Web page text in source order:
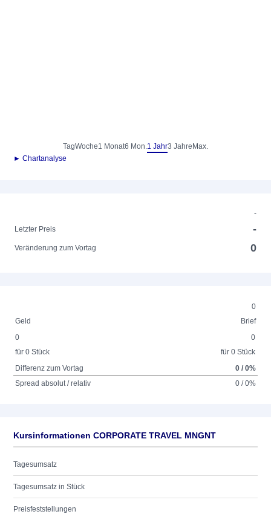
TagWoche1 Monat6 Mon.1 Jahr3 Jahre Max.
► Chartanalyse
-
Letzter Preis
-
Veränderung zum Vortag 0
0
Geld
Brief
0
für 0 Stück
0
für 0 Stück
Differenz zum Vortag
0 / 0%
Spread absolut / relativ
0 / 0%
Kursinformationen CORPORATE TRAVEL MNGNT
Tagesumsatz
Tagesumsatz in Stück
Preisfeststellungen